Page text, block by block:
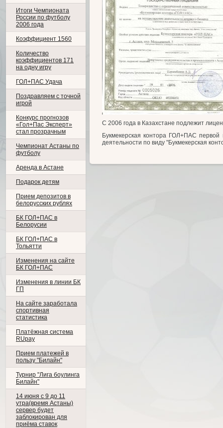
Итоги Чемпионата
России по футболу
2006 года
Коэффициент 1560
Количество
коэффициентов 171
на одну игру
ГОЛ+ПАС Удача
Поздравляем с точной
игрой
Конкурс прогнозов
«Гол+Пас Эксперт»
стал прозрачным
Чемпионат Астаны по
футболу
Аренда в Астане
Подарок детям
Прием депозитов в
белорусских рублях
БК ГОЛ+ПАС в
Белорусии
БК ГОЛ+ПАС в
Тольятти
Изменения на сайте
БК ГОЛ+ПАС
Изменения в линии БК
ГП
На сайте заработала
спортивная
статистика
Платёжная система
RUpay
Прием платежей в
пользу "Билайн"
Турнир "Лига боулинга
Билайн"
14 июня с 9 до 11
утра(время Астаны)
сервер будет
заблокирован для
приёма ставок
С 2006 года в Казахстане подлежит
Букмекерская контора ГОЛ+ПАС
деятельности по виду "Букмекерская